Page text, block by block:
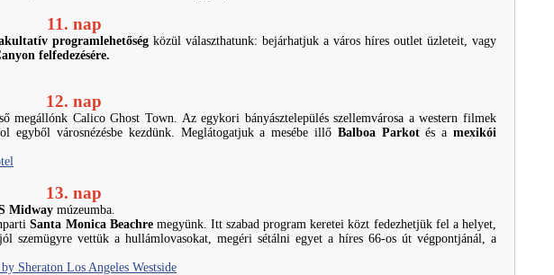
11. nap
programlehetőség közül választhatunk: bejárhatjuk a város híres outlet üzleteit, vagy
felfedezésére.
12. nap
megállónk Calico Ghost Town. Az egykori bányásztelepülés szellemvárosa a western filmek
egyből városnézésbe kezdünk. Meglátogatjuk a mesébe illő Balboa Parkotés amexikói
13. nap
Midway múzeumba.
Santa Monica Beachremegyünk. Itt szabad program keretei közt fedezhetjük fel a helyet,
szemügyre vettük a hullámlovasokat, megéri sétálni egyet a híres 66-os út végpontjánál, a
Sheraton Los Angeles Westside